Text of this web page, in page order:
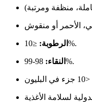
الرطوبة: ≤10%.
النقاء: 98-99%.